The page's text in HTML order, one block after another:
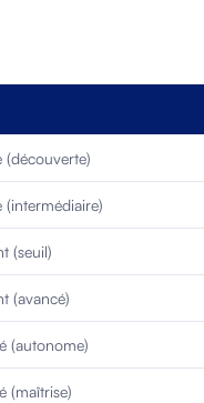
(découverte)
(intermédiaire)
(seuil)
(avancé)
(autonome)
(maîtrise)